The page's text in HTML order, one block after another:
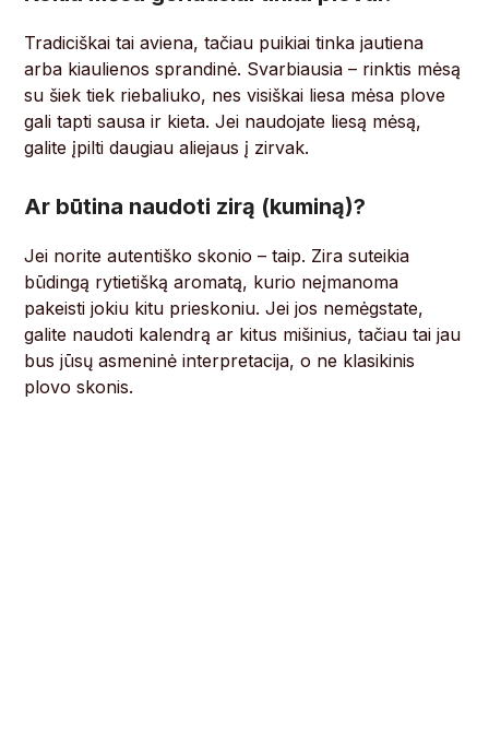
Tradiciškai tai aviena, tačiau puikiai tinka jautiena
arba kiaulienos sprandinė. Svarbiausia – rinktis mėsą
su šiek tiek riebaliuko, nes visiškai liesa mėsa plove
gali tapti sausa ir kieta. Jei naudojate liesą mėsą,
galite įpilti daugiau aliejaus į zirvak.
Ar būtina naudoti zirą (kuminą)?
Jei norite autentiško skonio – taip. Zira suteikia
būdingą rytietišką aromatą, kurio neįmanoma
pakeisti jokiu kitu prieskoniu. Jei jos nemėgstate,
galite naudoti kalendrą ar kitus mišinius, tačiau tai jau
bus jūsų asmeninė interpretacija, o ne klasikinis
plovo skonis.